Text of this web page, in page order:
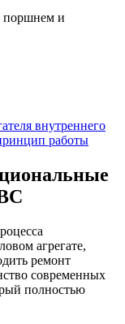
поршнем и
внутреннего
работы
агрегате,
ремонт
современных
полностью